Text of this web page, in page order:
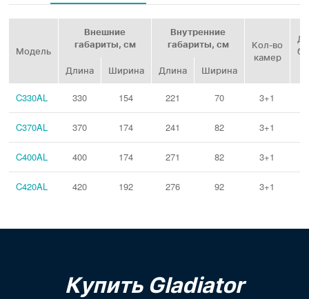
Модель
Внешние
габариты, см
Внутренние
габариты, см
Кол‑во
камер
Длина
Ширина Длина Ширина
C330AL 330 154 221 70 3+1
C370AL 370 174 241 82 3+1
C400AL 400 174 271 82 3+1
C420AL 420 192 276 92 3+1
Купить Gladiator